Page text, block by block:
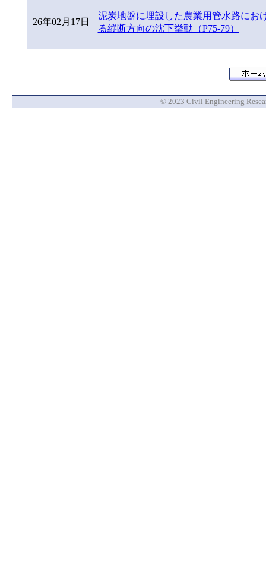
26年02月17日
泥炭地盤に埋設した農業用管水路にお
る縦断方向の沈下挙動（P75-79）
© 2023 Civil Engineering